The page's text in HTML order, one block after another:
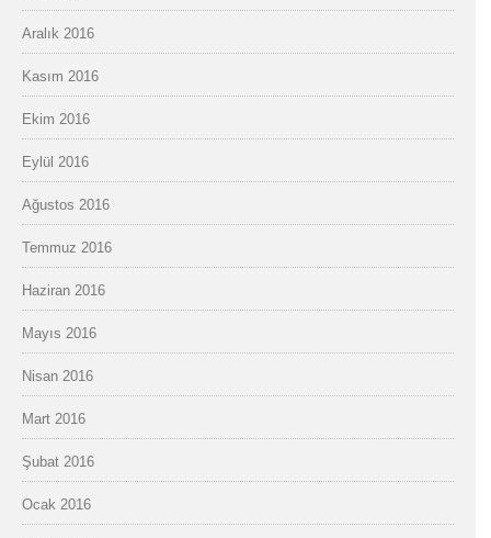
Aralık 2016
Kasım 2016
Ekim 2016
Eylül 2016
Ağustos 2016
Temmuz 2016
Haziran 2016
Mayıs 2016
Nisan 2016
Mart 2016
Şubat 2016
Ocak 2016